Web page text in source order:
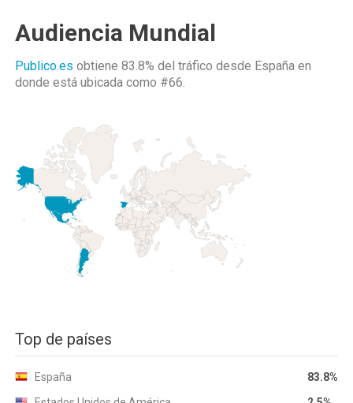
Audiencia Mundial
Publico.es obtiene 83.8% del tráfico desde España en
donde está ubicada como #66.
Top de países
España
83.8%